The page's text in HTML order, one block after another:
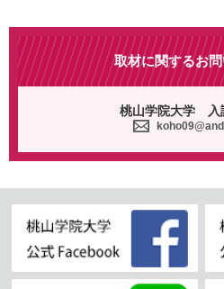
取材に関するお
桃山学院大学 入